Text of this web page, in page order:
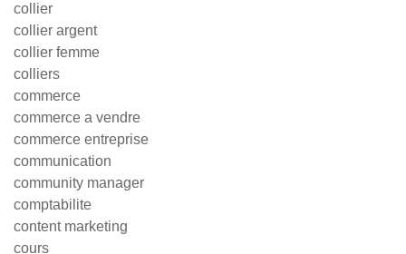
collier
collier argent
collier femme
colliers
commerce
commerce a vendre
commerce entreprise
communication
community manager
comptabilite
content marketing
cours